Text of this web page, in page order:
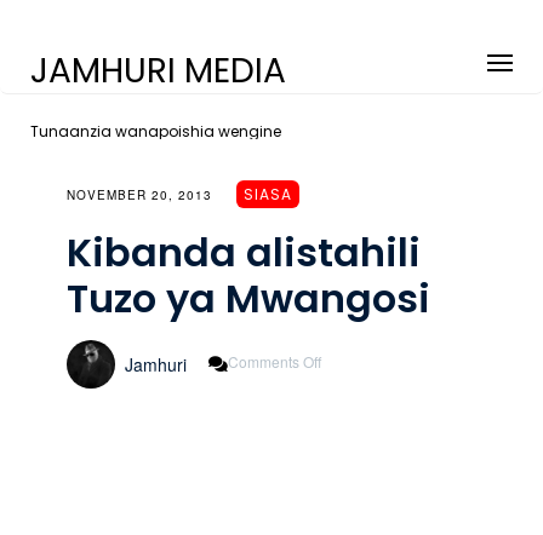
JAMHURI MEDIA
Tunaanzia wanapoishia wengine
NOVEMBER 20, 2013 SIASA
Kibanda alistahili
Tuzo ya Mwangosi
Jamhuri Comments Off